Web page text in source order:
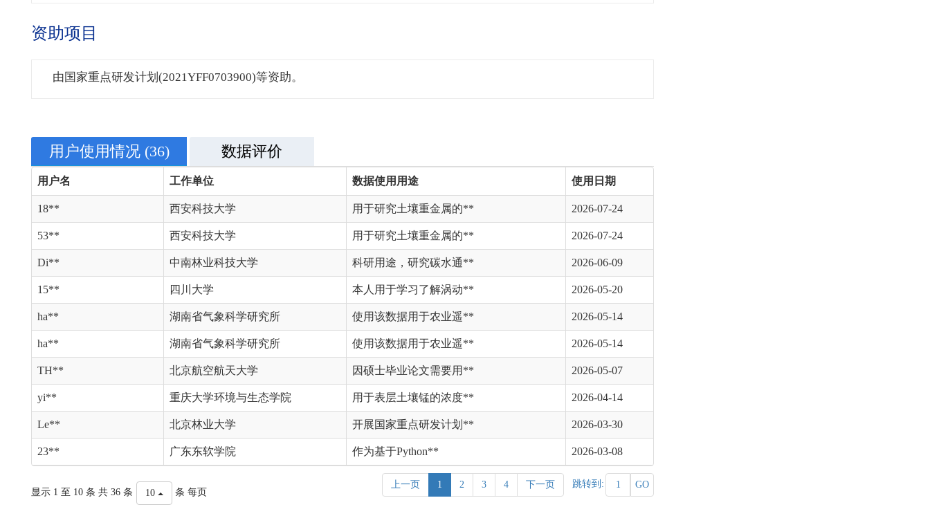
资助项目
由国家重点研发计划(2021YFF0703900)等资助。
用户使用情况 (36) 数据评价
用户名 工作单位 数据使用用途 使用日期
18** 西安科技大学 用于研究土壤重金属的** 2026-07-24
53** 西安科技大学 用于研究土壤重金属的** 2026-07-24
Di** 中南林业科技大学 科研用途，研究碳水通** 2026-06-09
15** 四川大学 本人用于学习了解涡动** 2026-05-20
ha** 湖南省气象科学研究所 使用该数据用于农业遥** 2026-05-14
ha** 湖南省气象科学研究所 使用该数据用于农业遥** 2026-05-14
TH** 北京航空航天大学 因硕士毕业论文需要用** 2026-05-07
yi** 重庆大学环境与生态学院 用于表层土壤锰的浓度** 2026-04-14
Le** 北京林业大学 开展国家重点研发计划** 2026-03-30
23** 广东东软学院 作为基于Python** 2026-03-08
显示 1 至 10 条 共 36 条 10 条 每页
上一页 1 2 3 4 下一页 跳转到: GO